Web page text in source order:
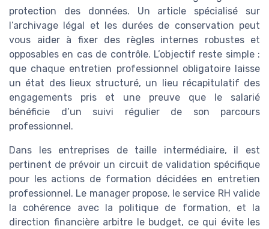
protection des données. Un article spécialisé sur
l’archivage légal et les durées de conservation peut
vous aider à fixer des règles internes robustes et
opposables en cas de contrôle. L’objectif reste simple :
que chaque entretien professionnel obligatoire laisse
un état des lieux structuré, un lieu récapitulatif des
engagements pris et une preuve que le salarié
bénéficie d’un suivi régulier de son parcours
professionnel.
Dans les entreprises de taille intermédiaire, il est
pertinent de prévoir un circuit de validation spécifique
pour les actions de formation décidées en entretien
professionnel. Le manager propose, le service RH valide
la cohérence avec la politique de formation, et la
direction financière arbitre le budget, ce qui évite les